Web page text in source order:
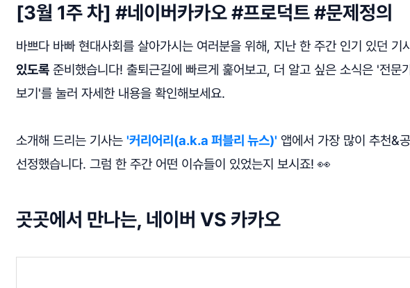
[3월 1주 차] #네이버카카오 #프로덕트 #문제정의
바쁘다 바빠 현대사회를 살아가시는 여러분을 위해, 지난 한 주간 인기 있던 기
있도록 준비했습니다! 출퇴근길에 빠르게 훑어보고, 더 알고 싶은 소식은 '전문
보기'를 눌러 자세한 내용을 확인해보세요.
소개해 드리는 기사는 '커리어리(a.k.a 퍼블리 뉴스)' 앱에서 가장 많이 추천&
선정했습니다. 그럼 한 주간 어떤 이슈들이 있었는지 보시죠! 👀
곳곳에서 만나는, 네이버 VS 카카오